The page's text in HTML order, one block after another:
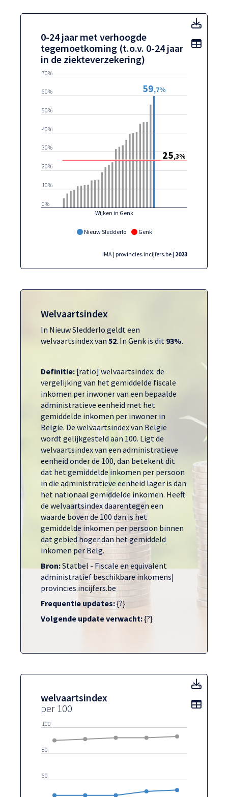
0-24 jaar met verhoogde
tegemoetkoming (t.o.v. 0-24 jaar
in de ziekteverzekering)
Nieuw Sledderlo Genk
Wijken in Genk
0%
10%
20%
30%
40%
50%
60%
70%
59,7%
25,3%
IMA | provincies.incijfers.be| 2023
0-24
Toon
Welvaartsindex
In Nieuw Sledderlo geldt een
welvaartsindex van 52. In Genk is dit 93%.
Definitie: [ratio] welvaartsindex: de
vergelijking van het gemiddelde fiscale
inkomen per inwoner van een bepaalde
administratieve eenheid met het
gemiddelde inkomen per inwoner in
België. De welvaartsindex van België
wordt gelijkgesteld aan 100. Ligt de
welvaartsindex van een administratieve
eenheid onder de 100, dan betekent dit
dat het gemiddelde inkomen per persoon
in die administratieve eenheid lager is dan
het nationaal gemiddelde inkomen. Heeft
de welvaartsindex daarentegen een
waarde boven de 100 dan is het
gemiddelde inkomen per persoon binnen
dat gebied hoger dan het gemiddeld
inkomen per Belg.
Bron:Statbel - Fiscale en equivalent
administratief beschikbare inkomens|
provincies.incijfers.be
Frequentie updates:{?}
Volgende update verwacht:{?}
welvaartsindex
per 100
60
80
100
Toon